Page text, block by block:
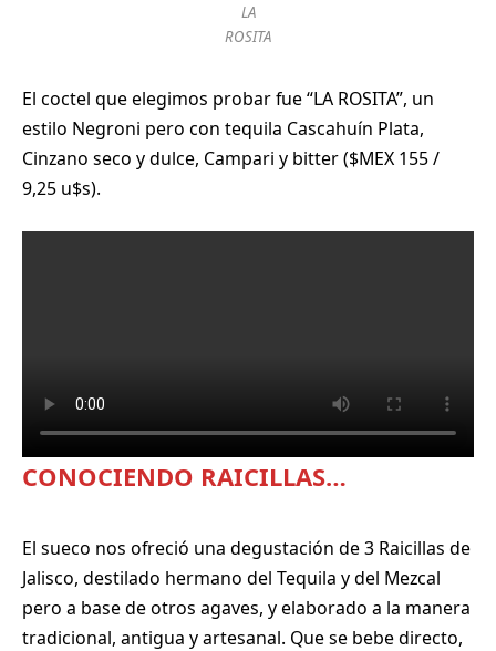
LA
ROSITA
El coctel que elegimos probar fue “LA ROSITA”, un
estilo Negroni pero con tequila Cascahuín Plata,
Cinzano seco y dulce, Campari y bitter ($MEX 155 /
9,25 u$s).
CONOCIENDO RAICILLAS…
El sueco nos ofreció una degustación de 3 Raicillas de
Jalisco, destilado hermano del Tequila y del Mezcal
pero a base de otros agaves, y elaborado a la manera
tradicional, antigua y artesanal. Que se bebe directo,